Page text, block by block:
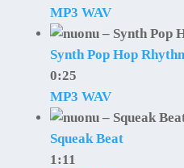
MP3 WAV
Synth Pop Hop
0:25
MP3 WAV
Squeak Beat
1:11